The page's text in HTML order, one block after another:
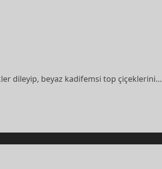
dileyip, beyaz kadifemsi top çiçeklerini…